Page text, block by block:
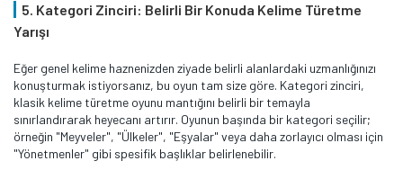
5. Kategori Zinciri: Belirli Bir Konuda Kelime Türetme
Yarışı
Eğer genel kelime haznenizden ziyade belirli alanlardaki uzmanlığınızı
konuşturmak istiyorsanız, bu oyun tam size göre. Kategori zinciri,
klasik kelime türetme oyunu mantığını belirli bir temayla
sınırlandırarak heyecanı artırır. Oyunun başında bir kategori seçilir;
örneğin "Meyveler", "Ülkeler", "Eşyalar" veya daha zorlayıcı olması için
"Yönetmenler" gibi spesifik başlıklar belirlenebilir.